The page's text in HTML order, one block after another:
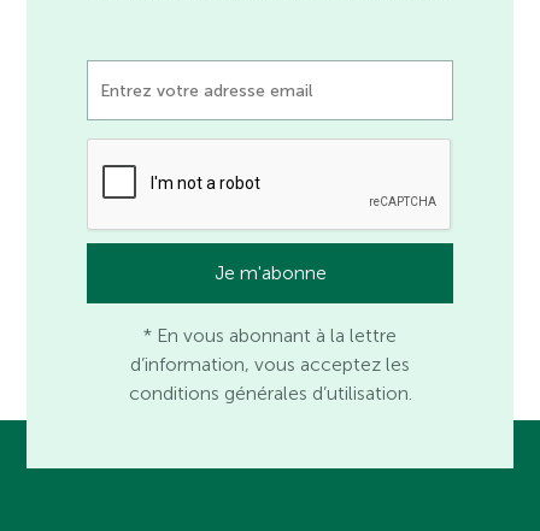
* En vous abonnant à la lettre
d’information, vous acceptez les
conditions générales d’utilisation.